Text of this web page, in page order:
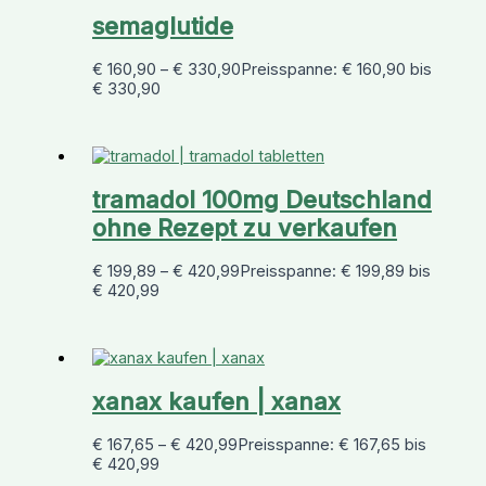
semaglutide
€ 160,90 –€ 330,90 Preisspanne: € 160,90 bis
€ 330,90
tramadol 100mg Deutschland
ohne Rezept zu verkaufen
€ 199,89 –€ 420,99 Preisspanne: € 199,89 bis
€ 420,99
xanax kaufen | xanax
€ 167,65 –€ 420,99 Preisspanne: € 167,65 bis
€ 420,99